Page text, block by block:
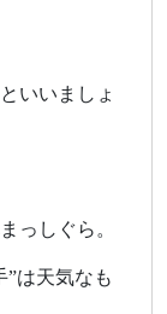
いいましょ
っしぐら。
は天気なも